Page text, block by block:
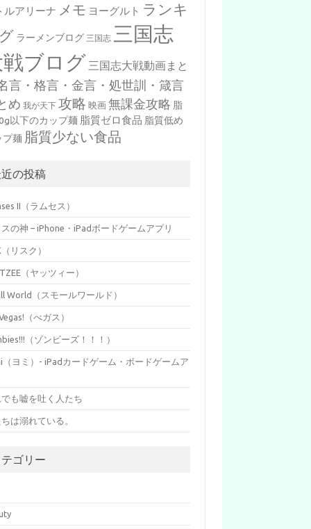
ルアリーナ メモ ヨーグルト ランキ
ラーメンブログ 三国志 三国志
戦ブログ 三国志大戦動画まと
言・格言・金言・処世訓・箴言
め 我が天下 攻略 映画 無課金攻略 脂
以下のカップ麺 脂質ゼロ食品 脂質低め
プ麺 脂質少ない食品
の投稿
II（ラムセス）
の神 – iPhone・iPadボードゲームアプリ
（リスク）
（ヤッツィー）
World（スモールワールド）
（べガス）
（ゾンビーズ！！！）
（ヨミ）- iPadカードゲーム・ボードゲームア
でも嘘を吐く人たち
は溺れている。
テゴリー